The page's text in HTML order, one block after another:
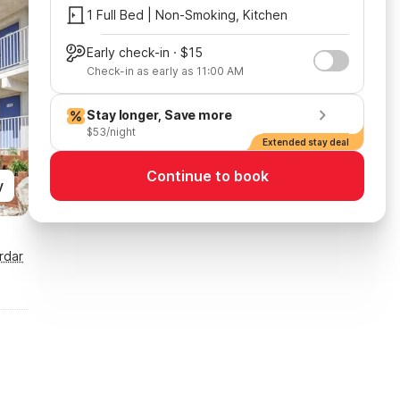
1 Full Bed | Non-Smoking, Kitchen
Early check-in · $15
Check-in as early as 11:00 AM
Stay longer, Save more
$53/night
Extended stay deal
Continue to book